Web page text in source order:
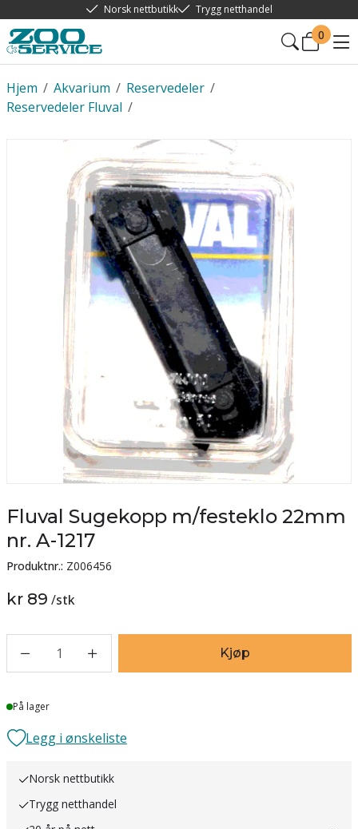
Norsk nettbutikk Trygg netthandel
0
/
Hjem /
Akvarium /
Reservedeler
/
Reservedeler Fluval
Fluval Sugekopp m/festeklo 22mm
nr. A-1217
Produktnr.: Z006456
kr 89 /stk
1 Kjøp
Lager
På lager
Legg i ønskeliste
Norsk nettbutikk
Trygg netthandel